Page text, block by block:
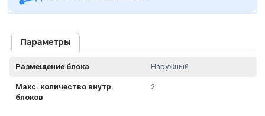
Параметры
Размещение блока Наружный
Макс. количество внутр.
блоков
2